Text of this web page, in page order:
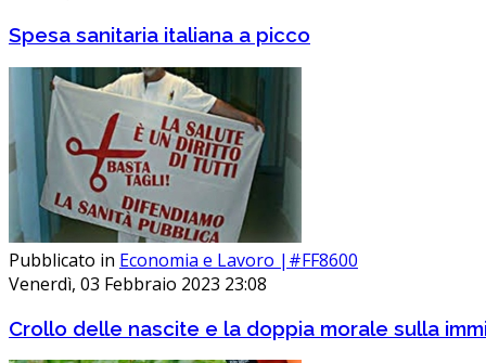
Spesa sanitaria italiana a picco
Pubblicato in Economia e Lavoro |#FF8600
Venerdì, 03 Febbraio 2023 23:08
Crollo delle nascite e la doppia morale sulla